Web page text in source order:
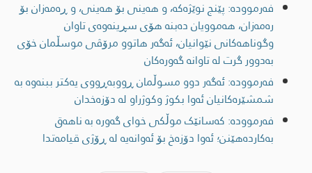
فەرموودە: پێنج نوێژەکە، و ھەینی بۆ ھەینی، و ڕەمەزان بۆ
رەمەزان، ھەموویان دەبنە ھۆی سڕینەوەی تاوان
وگوناھەکانی نێوانیان، ئەگەر ھاتوو مرۆڤی موسڵمان خۆی
بەدوور گرت لە تاوانە گەورەکان
فەرموودە: ئەگەر دوو مسوڵمان ڕووبەڕووی یەکتر ببنەوە بە
شمشێرەکانیان ئەوا بکوژ وکوژراو لە دۆزەخدان
فەرموودە: كەسانێک موڵكی خوای گەوره به ناهەق
بەكاردەهێنن؛ ئەوا دۆزەخ بۆ ئەوانەیه له ڕۆژی قیامەتدا